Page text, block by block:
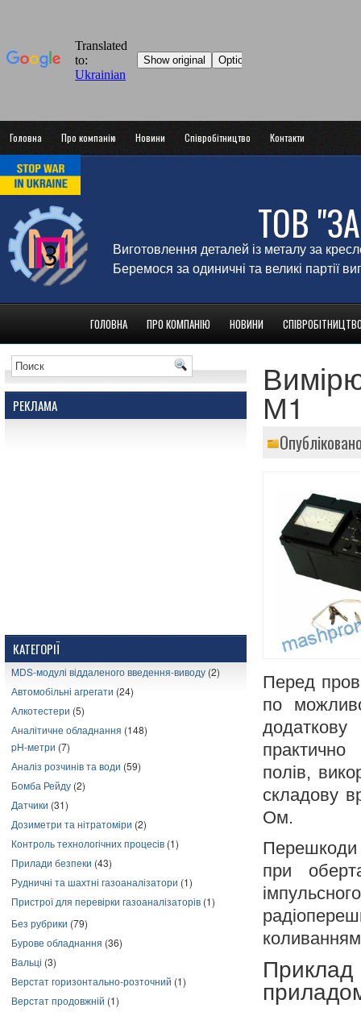
Головна Про компанію Новини Співробітництво Контакти
ТОВ
Виготовлення деталей із металу за
Беремося за одиничні та великі партії
ГОЛОВНА ПРО КОМПАНІЮ НОВИНИ
РЕКЛАМА
КАТЕГОРІЇ
MDS-модулі віддаленого введення-виводу (2)
Автомобільні агрегати (24)
Алкотестери (5)
Аналітичне обладнання (148)
pH-метри (7)
Аналіз розчинів та води (59)
Бомба Рейду (2)
Датчики (31)
Дозиметри та нітратоміри (2)
Контроль технологічних процесів (1)
Прилади безпеки (43)
Рудничні та шахтні газоаналізатори (1)
Пристрої для перевірки газоаналізаторів (1)
Без рубрики (79)
Бурове обладнання (36)
Вальці (3)
Верстат горизонтально-розточний (1)
Верстат продовжній (1)
М1
Перед
по
практично
полів,
складову
Ом.
Перешкоди
при